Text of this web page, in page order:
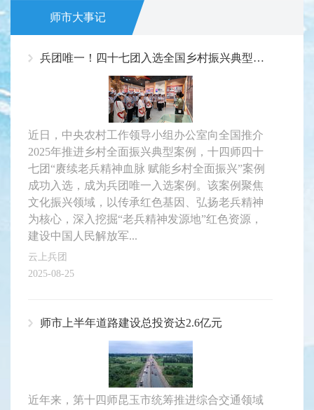
师市大事记
兵团唯一！四十七团入选全国乡村振兴典型案例
近日，中央农村工作领导小组办公室向全国推介
2025年推进乡村全面振兴典型案例，十四师四十
七团“赓续老兵精神血脉 赋能乡村全面振兴”案例
成功入选，成为兵团唯一入选案例。该案例聚焦
文化振兴领域，以传承红色基因、弘扬老兵精神
为核心，深入挖掘“老兵精神发源地”红色资源，
建设中国人民解放军...
云上兵团
2025-08-25
师市上半年道路建设总投资达2.6亿元
近年来，第十四师昆玉市统筹推进综合交通领域